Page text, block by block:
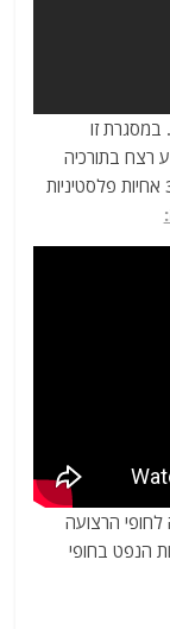
במסגרת זו
רצח בתורכיה
ונמלט ליוון. בנוסף, סייעו אנשי המודכ"ל בחילוץ 3 אחיות פלסטיניות
לחופי הרצועה
הנפט בחופי